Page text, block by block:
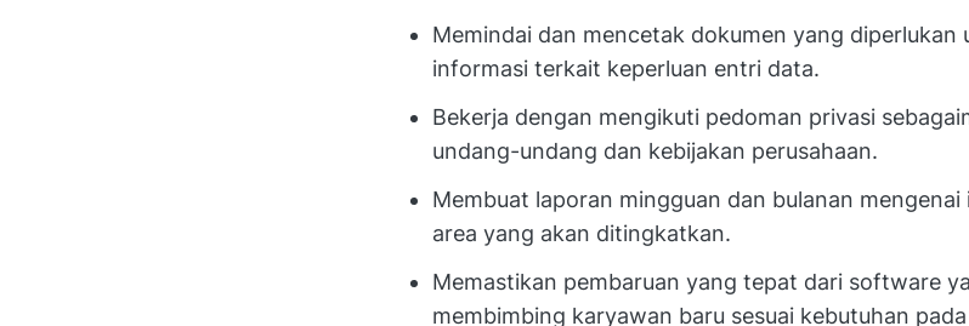
Memindai dan mencetak dokumen yang diperlukan
informasi terkait keperluan entri data.
Bekerja dengan mengikuti pedoman privasi
undang-undang dan kebijakan perusahaan.
Membuat laporan mingguan dan bulanan
area yang akan ditingkatkan.
Memastikan pembaruan yang tepat dari software
membimbing karyawan baru sesuai kebutuhan